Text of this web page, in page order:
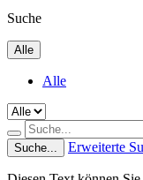
Suche
Alle
Alle
Suche... Erweiterte